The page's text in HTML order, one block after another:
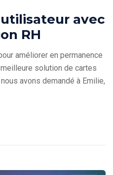
avec
RH
améliorer en permanence
solution de cartes
avons demandé à Emilie,